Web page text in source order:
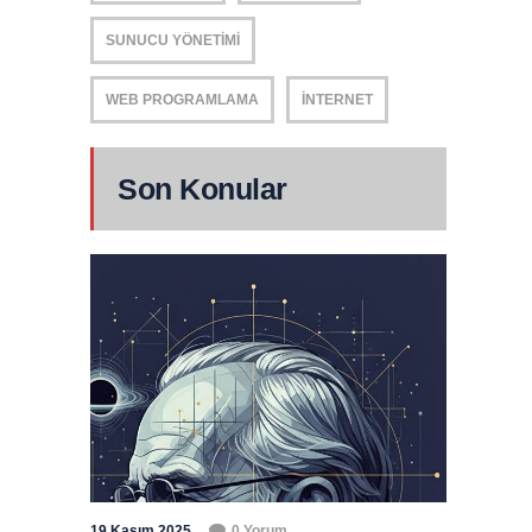
SUNUCU YÖNETIMI
WEB PROGRAMLAMA İNTERNET
Son Konular